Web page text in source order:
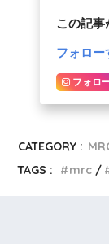
この記事
フォロー
フォロ
CATEGORY :
TAGS :
mrc